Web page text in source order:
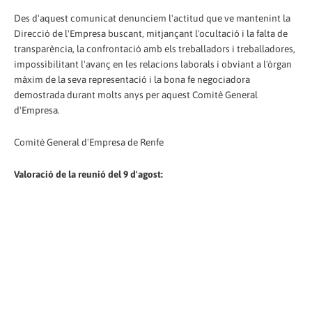
Des d'aquest comunicat denunciem l'actitud que ve mantenint la
Direcció de l'Empresa buscant, mitjançant l'ocultació i la falta de
transparència, la confrontació amb els treballadors i treballadores,
impossibilitant l'avanç en les relacions laborals i obviant a l'òrgan
màxim de la seva representació i la bona fe negociadora
demostrada durant molts anys per aquest Comitè General
d'Empresa.
Comitè General d'Empresa de Renfe
Valoració de la reunió del 9 d'agost: